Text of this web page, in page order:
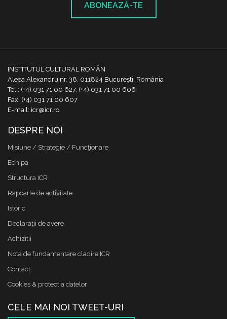
ABONEAZĂ-TE
INSTITUTUL CULTURAL ROMÂN
Aleea Alexandru nr. 38, 011824 București, România
Tel.: (+4) 031 71 00 627, (+4) 031 71 00 606
Fax: (+4) 031 71 00 607
E-mail: icr@icr.ro
DESPRE NOI
Misiune / Strategie / Funcţionare
Echipa
Structura ICR
Rapoarte de activitate
Istoric
Declaraţii de avere
Achizitii
Nota de fundamentare cladire ICR
Contact
Cookies & protectia datelor
CELE MAI NOI TWEET-URI